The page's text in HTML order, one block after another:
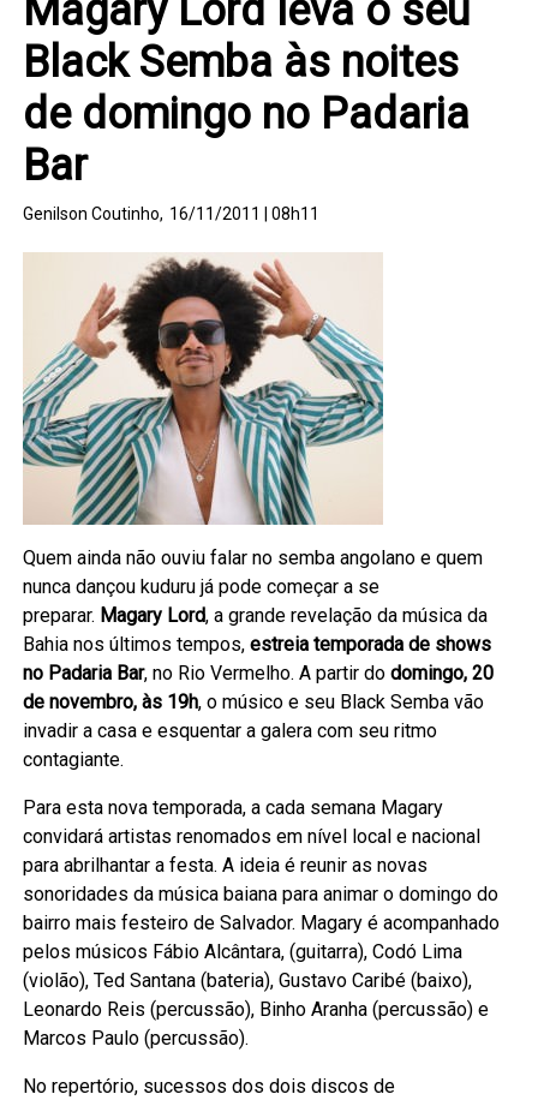
Magary Lord leva o seu
Black Semba às noites
de domingo no Padaria
Bar
Genilson Coutinho, 16/11/2011 | 08h11
Quem ainda não ouviu falar no semba angolano e quem
nunca dançou kuduru já pode começar a se
preparar. Magary Lord, a grande revelação da música da
Bahia nos últimos tempos,estreia temporada de shows
no Padaria Bar, no Rio Vermelho. A partir dodomingo, 20
de novembro, às 19h, o músico e seu Black Semba vão
invadir a casa e esquentar a galera com seu ritmo
contagiante.
Para esta nova temporada, a cada semana Magary
convidará artistas renomados em nível local e nacional
para abrilhantar a festa. A ideia é reunir as novas
sonoridades da música baiana para animar o domingo do
bairro mais festeiro de Salvador. Magary é acompanhado
pelos músicos Fábio Alcântara, (guitarra), Codó Lima
(violão), Ted Santana (bateria), Gustavo Caribé (baixo),
Leonardo Reis (percussão), Binho Aranha (percussão) e
Marcos Paulo (percussão).
No repertório, sucessos dos dois discos de